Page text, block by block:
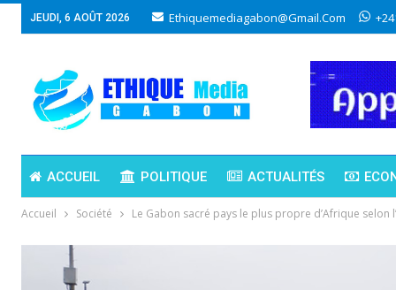
JEUDI, 6 AOÛT 2026 Ethiquemediagabon@gmail.com
ACCUEIL POLITIQUE ACTUALITÉS
Accueil Société Le Gabon sacré pays le plus propre d’Afrique selon